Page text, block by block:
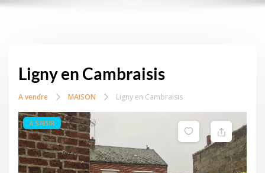
Ligny en Cambraisis
A vendre MAISON Ligny en Cambraisis
A SAISIR